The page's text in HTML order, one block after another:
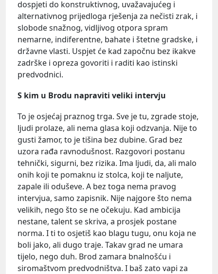
dospjeti do konstruktivnog, uvažavajućeg i
alternativnog prijedloga rješenja za nečisti zrak, i
slobode snažnog, vidljivog otpora spram
nemarne, indiferentne, bahate i štetne gradske, i
državne vlasti. Uspjet će kad započnu bez ikakve
zadrške i opreza govoriti i raditi kao istinski
predvodnici.
S kim u Brodu napraviti veliki intervju
To je osjećaj praznog trga. Sve je tu, zgrade stoje,
ljudi prolaze, ali nema glasa koji odzvanja. Nije to
gusti žamor, to je tišina bez dubine. Grad bez
uzora rađa ravnodušnost. Razgovori postanu
tehnički, sigurni, bez rizika. Ima ljudi, da, ali malo
onih koji te pomaknu iz stolca, koji te naljute,
zapale ili oduševe. A bez toga nema pravog
intervjua, samo zapisnik. Nije najgore što nema
velikih, nego što se ne očekuju. Kad ambicija
nestane, talent se skriva, a prosjek postane
norma. I ti to osjetiš kao blagu tugu, onu koja ne
boli jako, ali dugo traje. Takav grad ne umara
tijelo, nego duh. Brod zamara bnalnošću i
siromaštvom predvodništva. I baš zato vapi za